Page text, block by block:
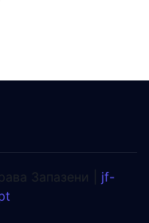
Запазени | jf-